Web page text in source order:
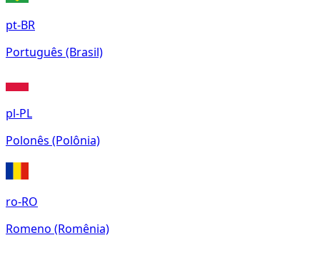
pt-BR
Português (Brasil)
pl-PL
Polonês (Polônia)
ro-RO
Romeno (Romênia)